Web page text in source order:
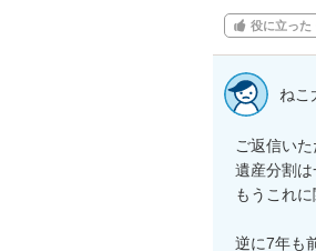
役に立った
ねこ
ご返信い
遺産分割
もうこれ
逆に7年も